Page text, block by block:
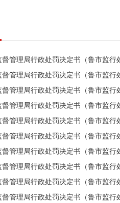
管理局行政处罚决定书（鲁市监
管理局行政处罚决定书（鲁市监
管理局行政处罚决定书（鲁市监
管理局行政处罚决定书（鲁市监
管理局行政处罚决定书（鲁市监
管理局行政处罚决定书（鲁市监
管理局行政处罚决定书（鲁市监
管理局行政处罚决定书（鲁市监
管理局行政处罚决定书（鲁市监
管理局行政处罚决定书（鲁市监